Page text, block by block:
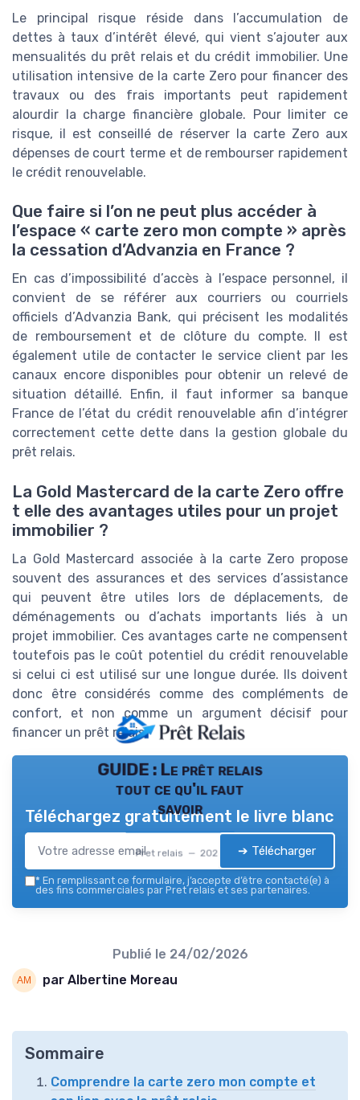
Le principal risque réside dans l’accumulation de
dettes à taux d’intérêt élevé, qui vient s’ajouter aux
mensualités du prêt relais et du crédit immobilier. Une
utilisation intensive de la carte Zero pour financer des
travaux ou des frais importants peut rapidement
alourdir la charge financière globale. Pour limiter ce
risque, il est conseillé de réserver la carte Zero aux
dépenses de court terme et de rembourser rapidement
le crédit renouvelable.
Que faire si l’on ne peut plus accéder à
l’espace « carte zero mon compte » après
la cessation d’Advanzia en France ?
En cas d’impossibilité d’accès à l’espace personnel, il
convient de se référer aux courriers ou courriels
officiels d’Advanzia Bank, qui précisent les modalités
de remboursement et de clôture du compte. Il est
également utile de contacter le service client par les
canaux encore disponibles pour obtenir un relevé de
situation détaillé. Enfin, il faut informer sa banque
France de l’état du crédit renouvelable afin d’intégrer
correctement cette dette dans la gestion globale du
prêt relais.
La Gold Mastercard de la carte Zero offre
t elle des avantages utiles pour un projet
immobilier ?
La Gold Mastercard associée à la carte Zero propose
souvent des assurances et des services d’assistance
qui peuvent être utiles lors de déplacements, de
déménagements ou d’achats importants liés à un
projet immobilier. Ces avantages carte ne compensent
toutefois pas le coût potentiel du crédit renouvelable
si celui ci est utilisé sur une longue durée. Ils doivent
donc être considérés comme des compléments de
confort, et non comme un argument décisif pour
financer un prêt relais.
GUIDE : Le prêt relais
tout ce qu'il faut
savoir
Pret relais — 2026
Téléchargez gratuitement le livre blanc
➔ Télécharger
* En remplissant ce formulaire, j’accepte d’être contacté(e) à
des fins commerciales par Pret relais et ses partenaires.
Publié le 24/02/2026
par Albertine Moreau
Sommaire
Comprendre la carte zero mon compte et